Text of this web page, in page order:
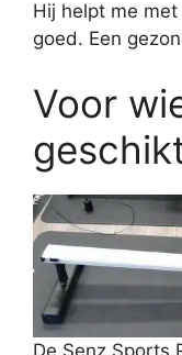
Hij helpt me
goed. Een
Voor
De Senz Sports